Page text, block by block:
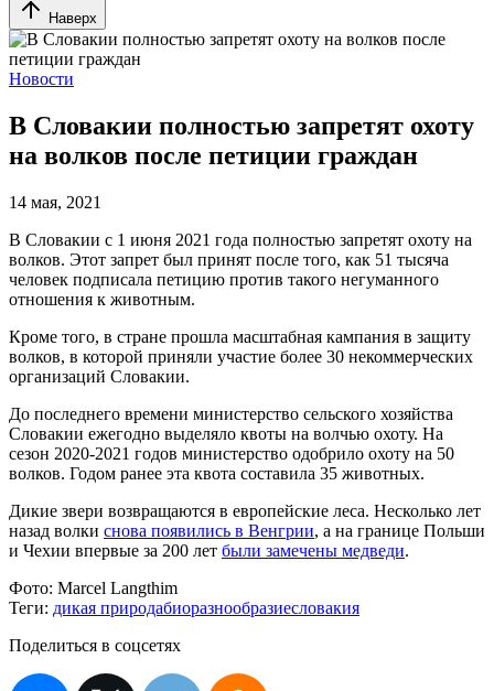
Наверх
Новости
В Словакии полностью запретят охоту
на волков после петиции граждан
14 мая, 2021
В Словакии с 1 июня 2021 года полностью запретят охоту на
волков. Этот запрет был принят после того, как 51 тысяча
человек подписала петицию против такого негуманного
отношения к животным.
Кроме того, в стране прошла масштабная кампания в защиту
волков, в которой приняли участие более 30 некоммерческих
организаций Словакии.
До последнего времени министерство сельского хозяйства
Словакии ежегодно выделяло квоты на волчью охоту. На
сезон 2020-2021 годов министерство одобрило охоту на 50
волков. Годом ранее эта квота составила 35 животных.
Дикие звери возвращаются в европейские леса. Несколько лет
назад волки снова появились в Венгрии, а на границе Польши
и Чехии впервые за 200 лет были замечены медведи.
Фото: Marcel Langthim
Теги: дикая природабиоразнообразиесловакия
Поделиться в соцсетях